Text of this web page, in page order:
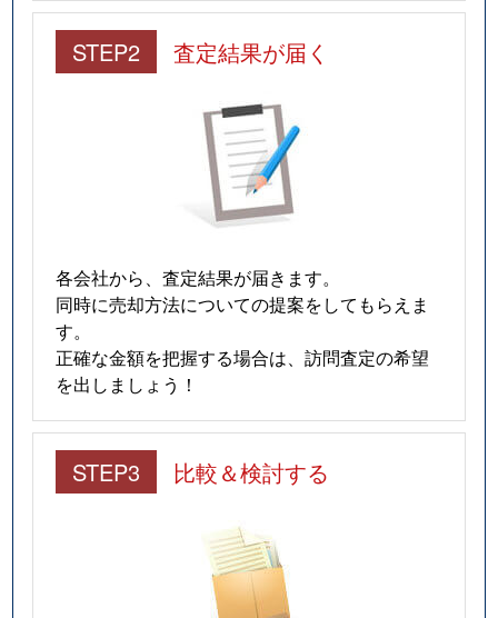
STEP2 査定結果が届く
各会社から、査定結果が届きます。
同時に売却方法についての提案をしてもらえま
す。
正確な金額を把握する場合は、訪問査定の希望
を出しましょう！
STEP3 比較＆検討する